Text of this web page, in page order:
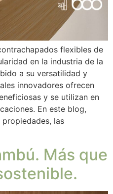
flexibles de
en la industria de la
a su versatilidad y
innovadores ofrecen
y se utilizan en
En este blog,
las
Más que